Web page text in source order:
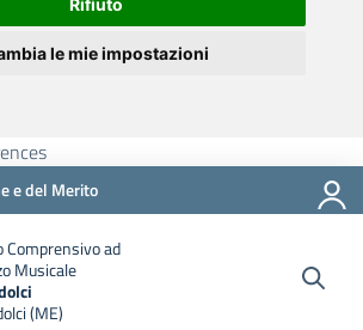
Rifiuto
le mie impostazioni
e del Merito
Comprensivo ad
Musicale
(ME)